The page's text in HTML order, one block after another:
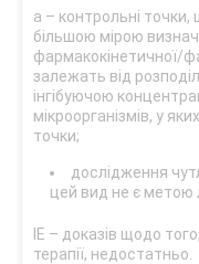
a – контрольні точки,
більшою мірою
фармакокінетичної/
залежать від
інгібуючою
мікроорганізмів, у
точки;
дослідження
цей вид не є метою
IE – доказів щодо
терапії, недостатньо.